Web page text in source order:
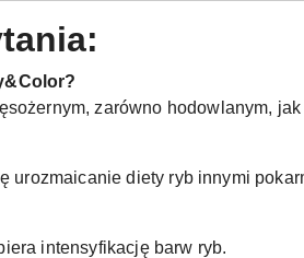
zarówno hodowlanym,
diety ryb innymi
intensyfikację barw ryb.